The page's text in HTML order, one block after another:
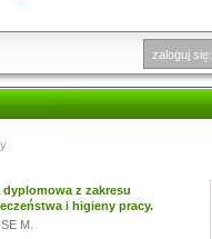
zaloguj się:
dyplomowa z zakresu
i higieny pracy.
M.